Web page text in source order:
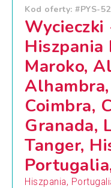
Kod oferty: #PYS-
Wycieczki
Maroko,
Alhambra,
Coimbra,
Granada,
Tanger,
Hiszpania,